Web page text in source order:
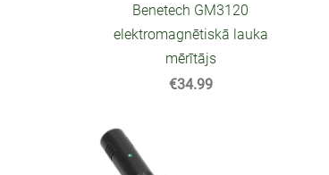
Benetech GM3120
elektromagnētiskā lauka
mērītājs
€34.99